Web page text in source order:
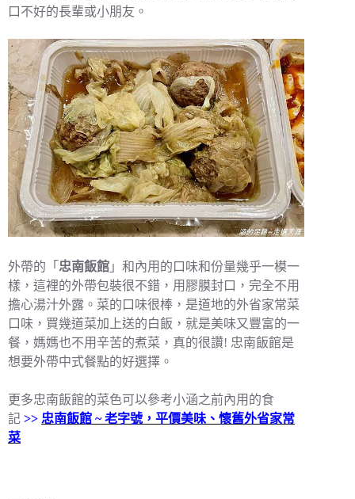
口不好的長輩或小朋友。
外帶的「 忠南飯館 」和內用的口味和份量幾乎一模一
樣，這裡的外帶包裝很不錯，用膠膜封口，完全不用
擔心湯汁外露。菜的口味很棒，是道地的外省家常菜
口味，買幾道菜加上送的白飯，就是美味又豐富的一
餐，媽媽也不用辛苦的煮菜，真的很讚! 忠南飯館是
想要外帶中式餐點的好選擇。
更多忠南飯館的菜色可以參考小涵之前內用的食
記 >> 忠南飯館 ~ 老字號，平價美味、懷舊外省家常
菜